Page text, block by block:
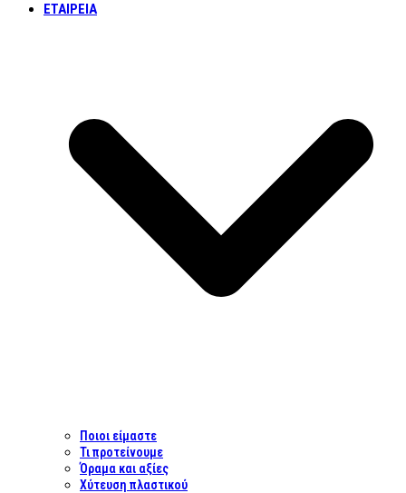
ΕΤΑΙΡΕΊΑ
Ποιοι είμαστε
Τι προτείνουμε
Όραμα και αξίες
Χύτευση πλαστικού